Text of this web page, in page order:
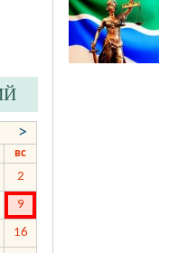
>
вс
2
9
16